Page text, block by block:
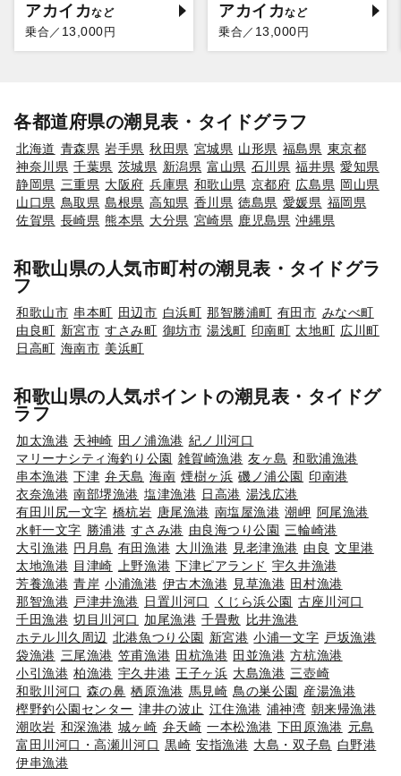
アカイカ
乗合／ 13,000円
アカイカ
乗合／ 13,000円
各都道府県の潮見表・タイドグラフ
北海道 青森県 岩手県 秋田県 宮城県 山形県 福島県 東京都
神奈川県 千葉県 茨城県 新潟県 富山県 石川県 福井県 愛知県
静岡県 三重県 大阪府 兵庫県 和歌山県 京都府 広島県 岡山県
山口県 鳥取県 島根県 高知県 香川県 徳島県 愛媛県 福岡県
佐賀県 長崎県 熊本県 大分県 宮崎県 鹿児島県 沖縄県
和歌山県の人気市町村の潮見表・タイドグラ
フ
和歌山市 串本町 田辺市 白浜町 那智勝浦町 有田市 みなべ町
由良町 新宮市 すさみ町 御坊市 湯浅町 印南町 太地町 広川町
日高町 海南市 美浜町
和歌山県の人気ポイントの潮見表・タイドグ
ラフ
加太漁港 天神崎 田ノ浦漁港 紀ノ川河口
マリーナシティ海釣り公園 雑賀崎漁港 友ヶ島 和歌浦漁港
串本漁港 下津 弁天島 海南 煙樹ヶ浜 磯ノ浦公園 印南港
衣奈漁港 南部堺漁港 塩津漁港 日高港 湯浅広港
有田川尻一文字 橋杭岩 唐尾漁港 南塩屋漁港 潮岬 阿尾漁港
水軒一文字 勝浦港 すさみ港 由良海つり公園 三輪崎港
大引漁港 円月島 有田漁港 大川漁港 見老津漁港 由良 文里港
太地漁港 目津崎 上野漁港 下津ピアランド 宇久井漁港
芳養漁港 青岸 小浦漁港 伊古木漁港 見草漁港 田村漁港
那智漁港 戸津井漁港 日置川河口 くじら浜公園 古座川河口
千田漁港 切目川河口 加尾漁港 千畳敷 比井漁港
ホテル川久周辺 北港魚つり公園 新宮港 小浦一文字 戸坂漁港
袋漁港 三尾漁港 笠甫漁港 田杭漁港 田並漁港 方杭漁港
小引漁港 柏漁港 宇久井港 王子ヶ浜 大島漁港 三壺崎
和歌川河口 森の鼻 栖原漁港 馬見崎 鳥の巣公園 産湯漁港
樫野釣公園センター 津井の波止 江住漁港 浦神湾 朝来帰漁港
潮吹岩 和深漁港 城ヶ崎 弁天崎 一本松漁港 下田原漁港 元島
富田川河口・高瀬川河口 黒崎 安指漁港 大島・双子島 白野港
伊串漁港